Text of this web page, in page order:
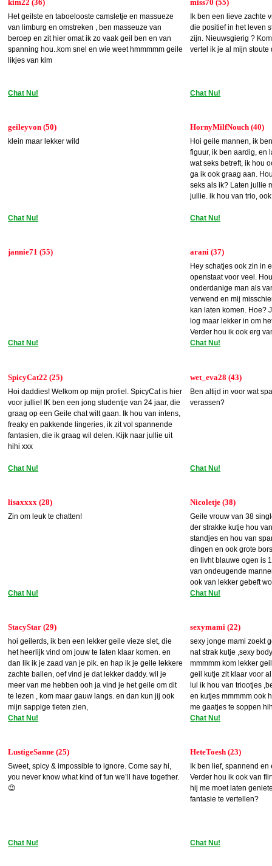
kim22 (36)
Het geilste en taboelooste camsletje en massueze
van limburg en omstreken , ben masseuze van
beroep en zit hier omat ik zo vaak geil ben en van
spanning hou..kom snel en wie weet hmmmmm geile
likjes van kim
Chat Nu!
miss70 (55)
Ik ben een lieve zachte
die positief in het leven
zijn. Nieuwsgierig ?
vertel ik je al mijn stoute
Chat Nu!
geileyvon (50)
klein maar lekker wild
Chat Nu!
HornyMilfNouch (40)
Hoi geile mannen, ik
figuur, ik ben aardig, en
wat seks betreft, ik hou
ga ik ook graag aan.
seks als ik? Laten jullie
jullie. ik hou van trio,
Chat Nu!
jannie71 (55)
Chat Nu!
arani (37)
Hey schatjes ook zin in
openstaat voor veel.
onderdanige man als
verwend en mij
kan laten komen. Hoe?
log maar lekker in om
Verder hou ik ook erg
allerlei speeltje
Chat Nu!
SpicyCat22 (25)
Hoi daddies! Welkom op mijn profiel. SpicyCat is hier
voor jullie! IK ben een jong studentje van 24 jaar, die
graag op een Geile chat wilt gaan. Ik hou van intens,
freaky en pakkende lingeries, ik zit vol spannende
fantasien, die ik graag wil delen. Kijk naar jullie uit
hihi xxx
Chat Nu!
wet_eva28 (43)
Ben altijd in voor wat
verassen?
Chat Nu!
lisaxxxx (28)
Zin om leuk te chatten!
Chat Nu!
Nicoletje (38)
Geile vrouw van 38
der strakke kutje hou
standjes en hou van
dingen en ook grote
en livht blauwe ogen is
van ondeugende
ook van lekker gebeft
pijpen…….,
Chat Nu!
StacyStar (29)
hoi geilerds, ik ben een lekker geile vieze slet, die
het heerlijk vind om jouw te laten klaar komen. en
dan lik ik je zaad van je pik. en hap ik je geile lekkere
zachte ballen, oef vind je dat lekker daddy. wil je
meer van me hebben ooh ja vind je het geile om dit
te lezen , kom maar gauw langs. en dan kun jij ook
mijn sappige tieten zien,
Chat Nu!
sexymami (22)
sexy jonge mami zoekt
nat strak kutje ,sexy
mmmmm kom lekker
geil kutje zit klaar voor
lul ik hou van triootjes
en kutjes mmmmm ook
me gaatjes te soppen
Chat Nu!
LustigeSanne (25)
Sweet, spicy & impossible to ignore. Come say hi,
you never know what kind of fun we’ll have together.
😉
Chat Nu!
HeteToesh (23)
Ik ben lief, spannend
Verder hou ik ook van
hij me moet laten
fantasie te vertellen?
Chat Nu!